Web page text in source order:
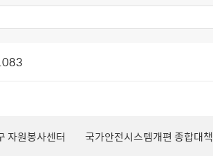
자원봉사센터 국가안전시스템개편 종합대책